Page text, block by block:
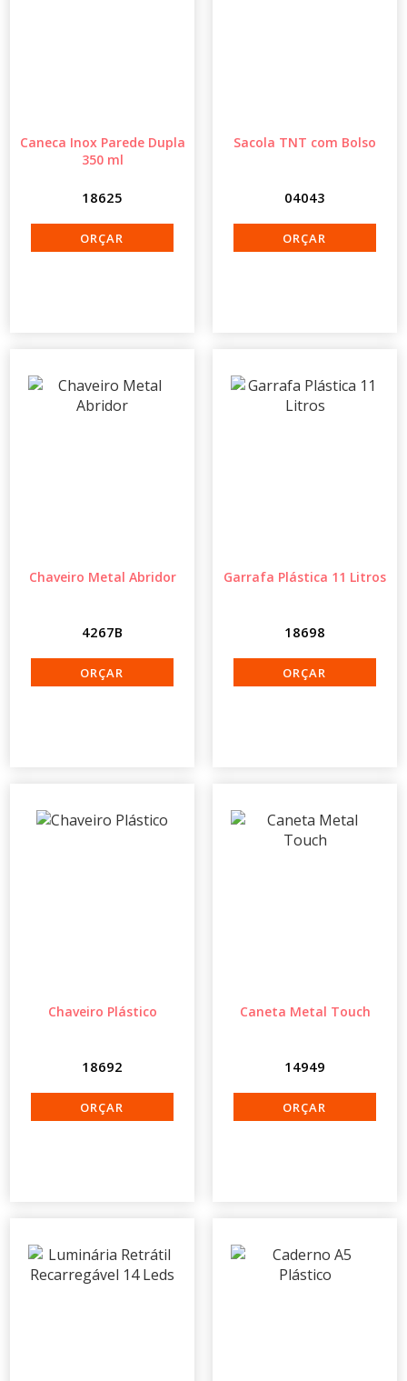
Caneca Inox Parede Dupla
350 ml
18625
Sacola TNT com Bolso
04043
Chaveiro Metal Abridor
4267B
Garrafa Plástica 11 Litros
18698
Chaveiro Plástico
18692
Caneta Metal Touch
14949